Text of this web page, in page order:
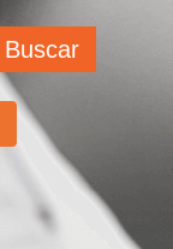
Buscar